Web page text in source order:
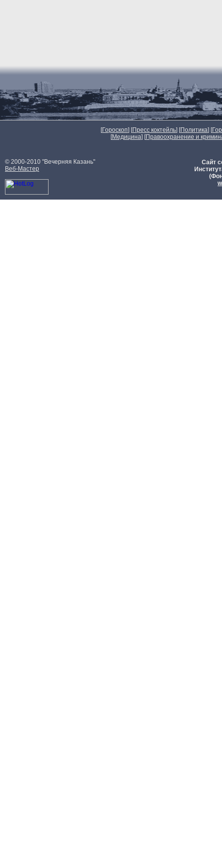
[Гороскоп] [Пресс коктейль] [Политика] [
[Медицина] [Правоохранение и
© 2000-2010 "Вечерняя Казань"
Веб-Мастер
Сайт